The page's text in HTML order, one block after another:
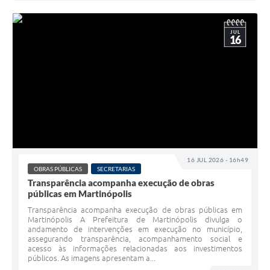
16 JUL 2026 - 16h49
JUL
16
OBRAS PÚBLICAS SECRETARIAS
Transparência acompanha execução de obras
públicas em Martinópolis
Transparência acompanha execução de obras públicas em
Martinópolis A Prefeitura de Martinópolis divulga o
andamento de intervenções em execução no município,
assegurando transparência, acompanhamento social e
acesso às informações relacionadas aos investimentos
públicos. As imagens apresentam a...